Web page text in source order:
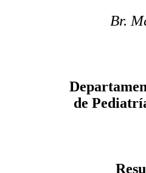
Br.
de